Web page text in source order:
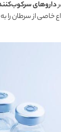
داروهای
از سرطان را